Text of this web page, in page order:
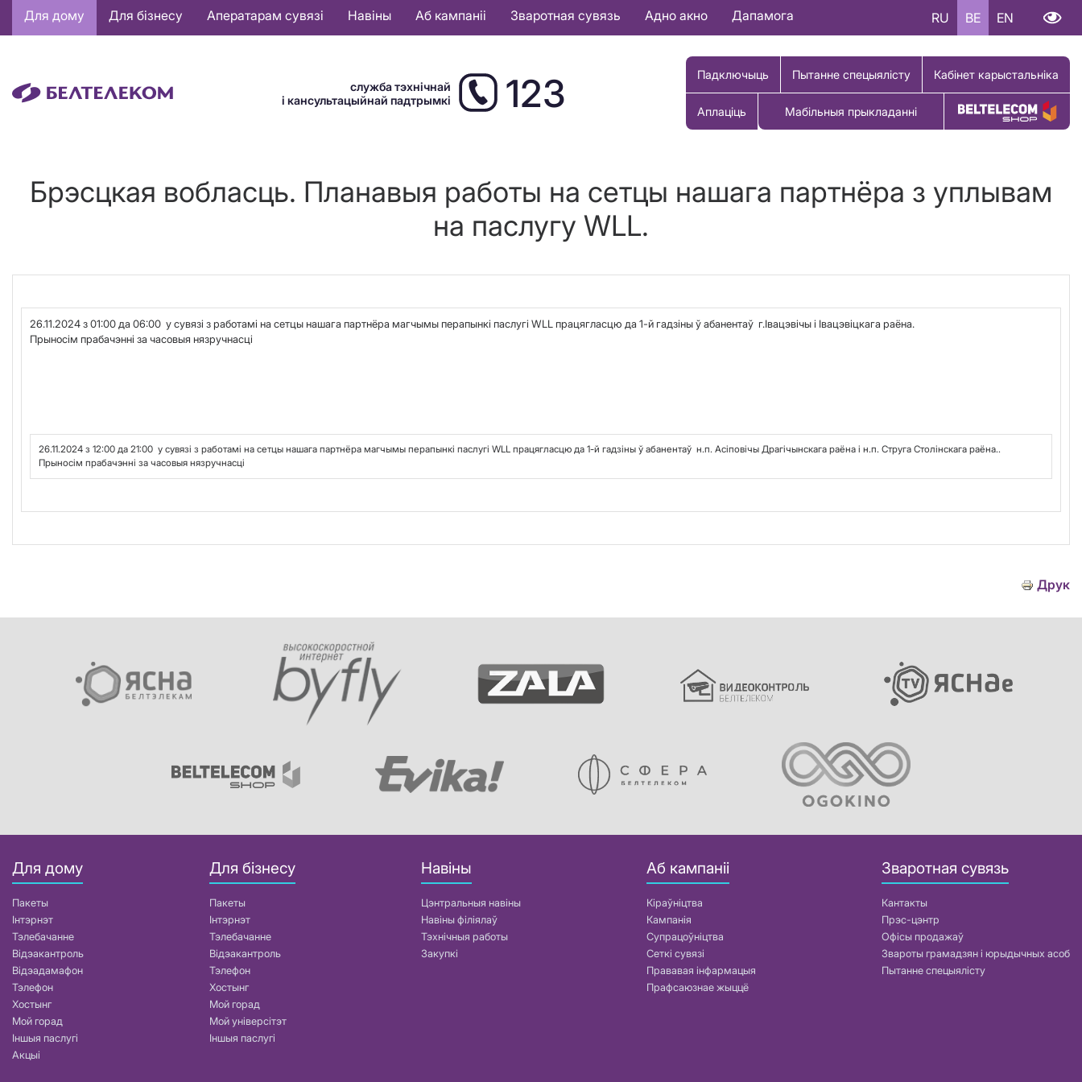
Основная
навигация
Для дому Для бізнесу Аператарам сувязі Навіны Аб кампаніі Зваротная сувязь Адно акно Дапамога RU BE EN
служба тэхнічнай
і кансультацыйнай падтрымкі
123 Падключыць Пытанне спецыялісту Кабінет карыстальніка
Аплаціць Мабільныя прыкладанні Купіць тавар
Брэсцкая вобласць. Планавыя работы на сетцы нашага партнёра з уплывам
на паслугу WLL.
26.11.2024 з 01:00 да 06:00 у сувязі з работамi на сетцы нашага партнёра магчымы перапынкi паслугі WLL працягласцю да 1-й гадзіны ў абанентаў г.Івацэвічы і Івацэвіцкага раёна.
Прыносім прабачэнні за часовыя нязручнасці
26.11.2024 з 12:00 да 21:00 у сувязі з работамi на сетцы нашага партнёра магчымы перапынкi паслугі WLL працягласцю да 1-й гадзіны ў абанентаў н.п. Асіповічы Драгічынскага раёна і н.п. Струга Столінскага раёна..
Прыносім прабачэнні за часовыя нязручнасці
Друк
Для дому
Пакеты
Інтэрнэт
Тэлебачанне
Відэакантроль
Відэадамафон
Тэлефон
Хостынг
Мой горад
Іншыя паслугі
Акцыі
Для бізнесу
Пакеты
Інтэрнэт
Тэлебачанне
Відэакантроль
Тэлефон
Хостынг
Мой горад
Мой універсітэт
Іншыя паслугі
Навіны
Цэнтральныя навіны
Навіны філіялаў
Тэхнічныя работы
Закупкі
Аб кампаніі
Кіраўніцтва
Кампанія
Супрацоўніцтва
Сеткі сувязі
Прававая інфармацыя
Прафсаюзнае жыццё
Зваротная сувязь
Кантакты
Прэс-цэнтр
Офісы продажаў
Звароты грамадзян і юрыдычных асоб
Пытанне спецыялісту